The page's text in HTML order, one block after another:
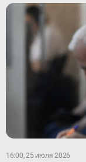
16:00, 25 июля 2026